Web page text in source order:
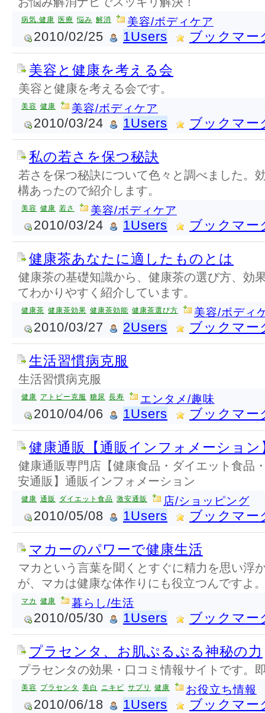
病気.健康 医療 悩み 解消 美容/ボディケア
2010/02/25 1Users ブックマー
美容と健康を考える会
美容と健康を考える会です。
美容 健康 美容/ボディケア
2010/03/24 1Users ブックマー
私の若さを保つ秘訣
若さを保つ秘訣について色々と調べました。
構あったので紹介します。
美容 健康 若さ 美容/ボディケア
2010/03/24 1Users ブックマー
健康茶あなたに適したものとは
健康茶の基礎知識から、健康茶の選び方、効
てわかりやすく紹介しています。
健康茶 健康茶効果 健康茶効能 健康茶選び方 美容/ボディ
2010/03/27 2Users ブックマー
生活習慣病克服
生活習慣病克服
健康 アトピー克服 糖尿 長寿 エンタメ/趣味
2010/04/06 1Users ブックマー
健康通販【通販インフォメーション
健康通販専門店【健康食品・ダイエット食品
安通販】通販インフォメーション
健康 通販 ダイエット食品 激安通販 店/ショッピング
2010/05/08 1Users ブックマー
マカーのパワーで健康生活
マカという言葉を聞くとすぐに精力を思い浮
が、マカは健康な体作りにも役立つんですよ
マカ 健康 暮らし/生活
2010/05/30 1Users ブックマー
プラセンタ、お肌ぷるぷる神秘の力
プラセンタの効果・口コミ情報サイトです。
美容 プラセンタ 美白 ニキビ サプリ 健康 お役立ち情報
2010/06/18 1Users ブックマー